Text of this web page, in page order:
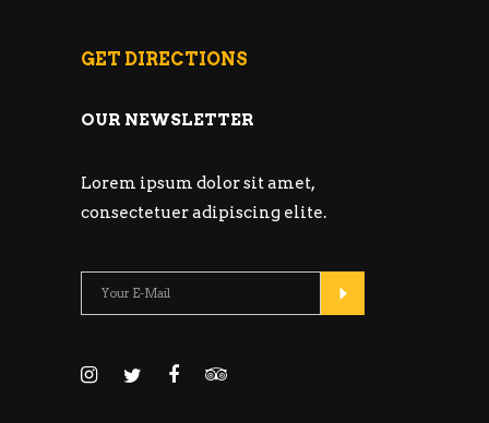
GET DIRECTIONS
OUR NEWSLETTER
Lorem ipsum dolor sit amet,
consectetuer adipiscing elite.